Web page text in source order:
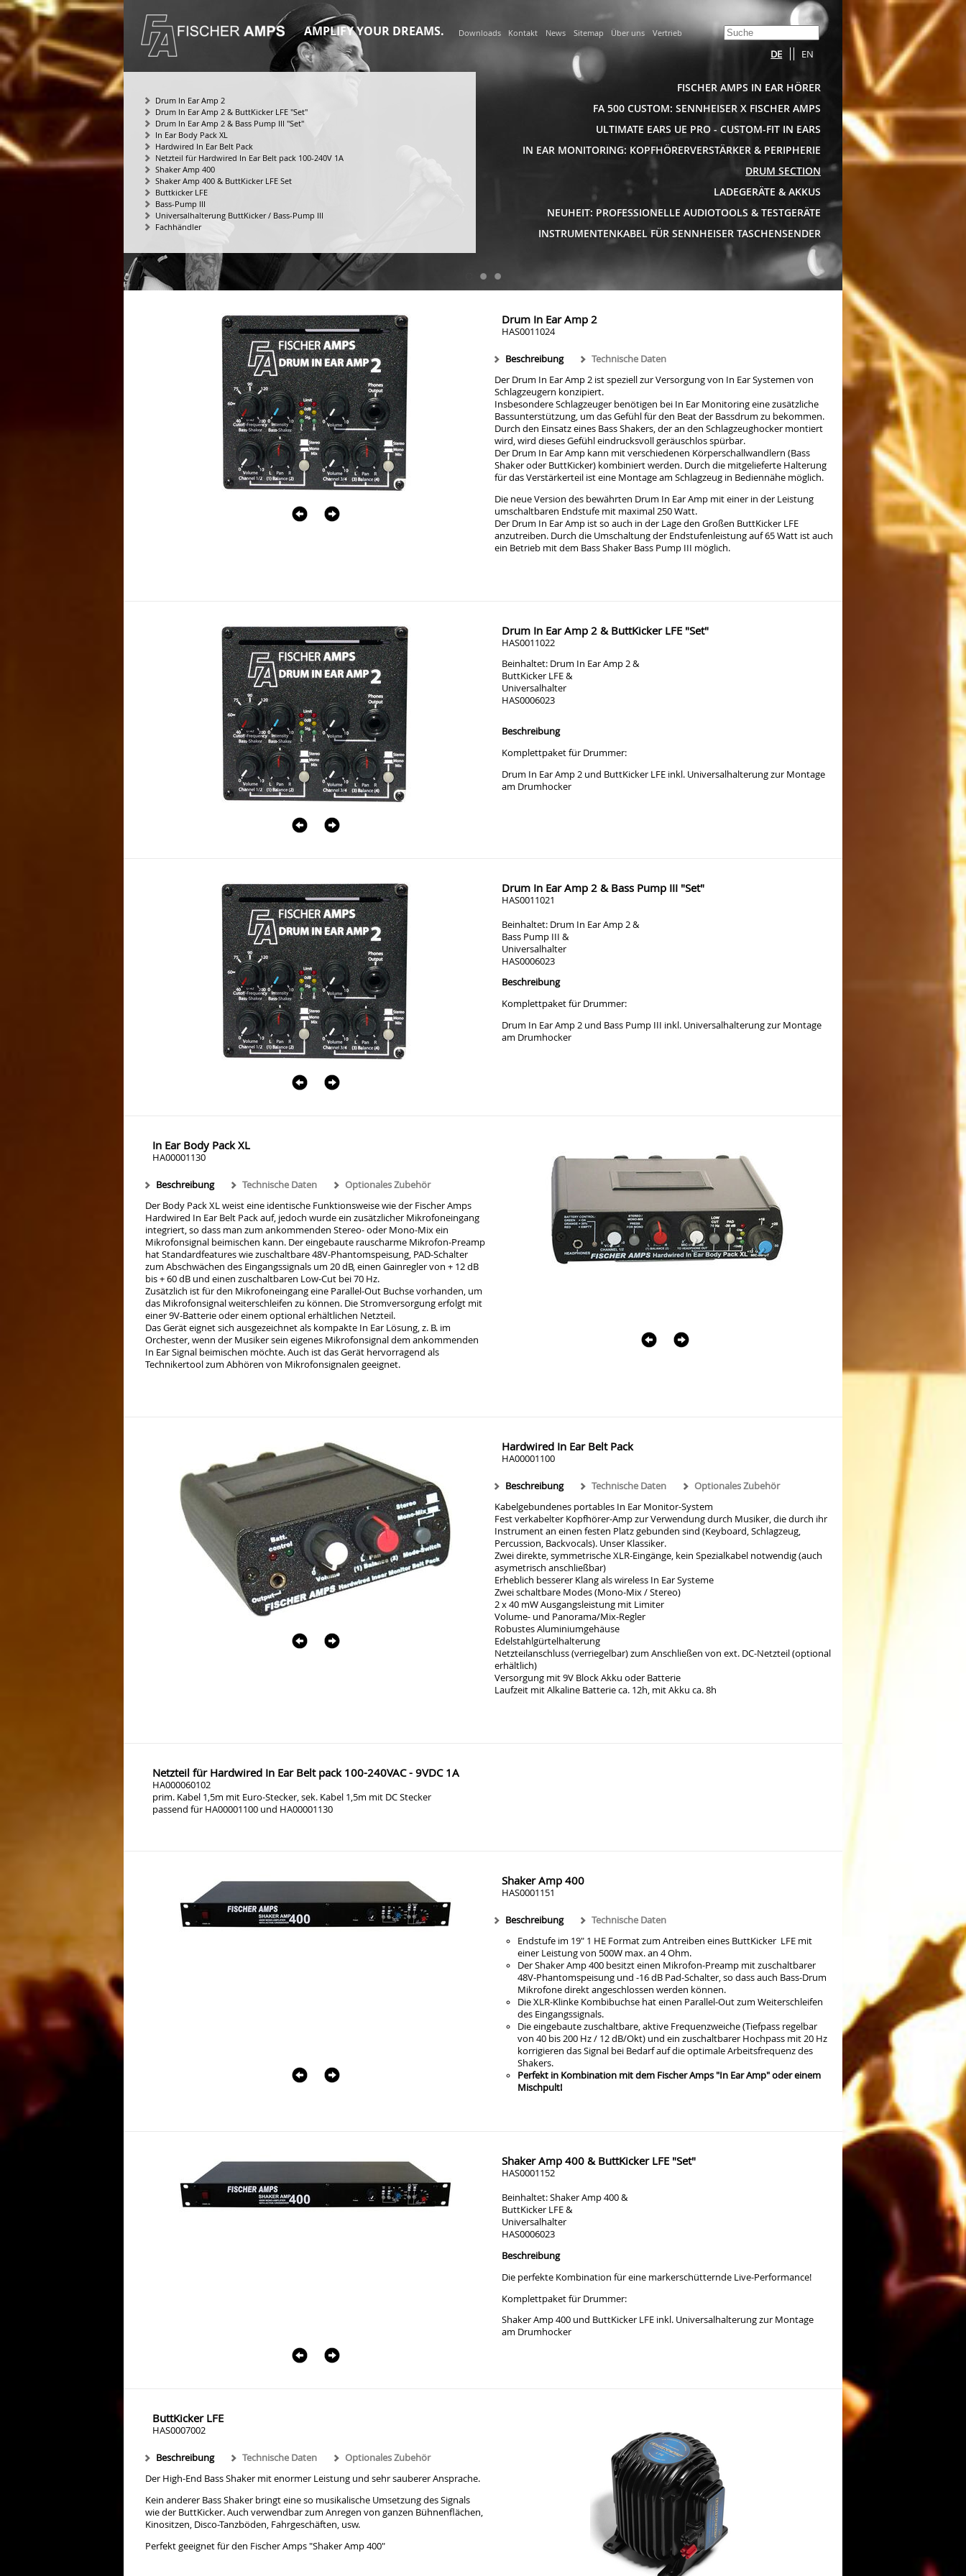
AMPLIFY YOUR DREAMS. überspringen
Downloads Kontakt News Sitemap Über uns Vertrieb
DE EN
Navigation
überspringen
FISCHER AMPS IN EAR HÖRER
FA 500 CUSTOM: SENNHEISER X FISCHER AMPS
ULTIMATE EARS UE PRO - CUSTOM-FIT IN EARS
IN EAR MONITORING: KOPFHÖRERVERSTÄRKER & PERIPHERIE
DRUM SECTION
LADEGERÄTE & AKKUS
NEUHEIT: PROFESSIONELLE AUDIOTOOLS & TESTGERÄTE
INSTRUMENTENKABEL FÜR SENNHEISER TASCHENSENDER
Drum In Ear Amp 2
Drum In Ear Amp 2 & ButtKicker LFE "Set"
Drum In Ear Amp 2 & Bass Pump III "Set"
In Ear Body Pack XL
Hardwired In Ear Belt Pack
Netzteil für Hardwired In Ear Belt pack 100-240V 1A
Shaker Amp 400
Shaker Amp 400 & ButtKicker LFE Set
Buttkicker LFE
Bass-Pump III
Universalhalterung ButtKicker / Bass-Pump III
Fachhändler
Drum In Ear Amp 2
HAS0011024
Beschreibung
Technische Daten
Der Drum In Ear Amp 2 ist speziell zur Versorgung von In Ear Systemen von
Schlagzeugern konzipiert.
Insbesondere Schlagzeuger benötigen bei In Ear Monitoring eine zusätzliche
Bassunterstützung, um das Gefühl für den Beat der Bassdrum zu bekommen.
Durch den Einsatz eines Bass Shakers, der an den Schlagzeughocker montiert
wird, wird dieses Gefühl eindrucksvoll geräuschlos spürbar.
Der Drum In Ear Amp kann mit verschiedenen Körperschallwandlern (Bass
Shaker oder ButtKicker) kombiniert werden. Durch die mitgelieferte Halterung
für das Verstärkerteil ist eine Montage am Schlagzeug in Bediennähe möglich.
Die neue Version des bewährten Drum In Ear Amp mit einer in der Leistung
umschaltbaren Endstufe mit maximal 250 Watt.
Der Drum In Ear Amp ist so auch in der Lage den Großen ButtKicker LFE
anzutreiben. Durch die Umschaltung der Endstufenleistung auf 65 Watt ist auch
ein Betrieb mit dem Bass Shaker Bass Pump III möglich.
Drum In Ear Amp 2 & ButtKicker LFE "Set"
HAS0011022
Beinhaltet: Drum In Ear Amp 2 &
ButtKicker LFE &
Universalhalter
HAS0006023
Beschreibung
Komplettpaket für Drummer:
Drum In Ear Amp 2 und ButtKicker LFE inkl. Universalhalterung zur Montage
am Drumhocker
Drum In Ear Amp 2 & Bass Pump III "Set"
HAS0011021
Beinhaltet: Drum In Ear Amp 2 &
Bass Pump III &
Universalhalter
HAS0006023
Beschreibung
Komplettpaket für Drummer:
Drum In Ear Amp 2 und Bass Pump III inkl. Universalhalterung zur Montage
am Drumhocker
In Ear Body Pack XL
HA00001130
Beschreibung Technische Daten
Optionales Zubehör
Der Body Pack XL weist eine identische Funktionsweise wie der Fischer Amps
Hardwired In Ear Belt Pack auf, jedoch wurde ein zusätzlicher Mikrofoneingang
integriert, so dass man zum ankommenden Stereo- oder Mono-Mix ein
Mikrofonsignal beimischen kann. Der eingebaute rauscharme Mikrofon-Preamp
hat Standardfeatures wie zuschaltbare 48V-Phantomspeisung, PAD-Schalter
zum Abschwächen des Eingangssignals um 20 dB, einen Gainregler von + 12 dB
bis + 60 dB und einen zuschaltbaren Low-Cut bei 70 Hz.
Zusätzlich ist für den Mikrofoneingang eine Parallel-Out Buchse vorhanden, um
das Mikrofonsignal weiterschleifen zu können. Die Stromversorgung erfolgt mit
einer 9V-Batterie oder einem optional erhältlichen Netzteil.
Das Gerät eignet sich ausgezeichnet als kompakte In Ear Lösung, z. B. im
Orchester, wenn der Musiker sein eigenes Mikrofonsignal dem ankommenden
In Ear Signal beimischen möchte. Auch ist das Gerät hervorragend als
Technikertool zum Abhören von Mikrofonsignalen geeignet.
ZurückVorwärts
Hardwired In Ear Belt Pack
HA00001100
Beschreibung Technische Daten
Optionales Zubehör
Kabelgebundenes portables In Ear Monitor-System
Fest verkabelter Kopfhörer-Amp zur Verwendung durch Musiker, die durch ihr
Instrument an einen festen Platz gebunden sind (Keyboard, Schlagzeug,
Percussion, Backvocals). Unser Klassiker.
Zwei direkte, symmetrische XLR-Eingänge, kein Spezialkabel notwendig (auch
asymetrisch anschließbar)
Erheblich besserer Klang als wireless In Ear Systeme
Zwei schaltbare Modes (Mono-Mix / Stereo)
2 x 40 mW Ausgangsleistung mit Limiter
Volume- und Panorama/Mix-Regler
Robustes Aluminiumgehäuse
Edelstahlgürtelhalterung
Netzteilanschluss (verriegelbar) zum Anschließen von ext. DC-Netzteil (optional
erhältlich)
Versorgung mit 9V Block Akku oder Batterie
Laufzeit mit Alkaline Batterie ca. 12h, mit Akku ca. 8h
Netzteil für Hardwired In Ear Belt pack 100-240VAC - 9VDC 1A
HA000060102
prim. Kabel 1,5m mit Euro-Stecker, sek. Kabel 1,5m mit DC Stecker
passend für HA00001100 und HA00001130
Shaker Amp 400
HAS0001151
Beschreibung
Technische Daten
Endstufe im 19" 1 HE Format zum Antreiben eines ButtKicker LFE mit
einer Leistung von 500W max. an 4 Ohm.
Der Shaker Amp 400 besitzt einen Mikrofon-Preamp mit zuschaltbarer
48V-Phantomspeisung und -16 dB Pad-Schalter, so dass auch Bass-Drum
Mikrofone direkt angeschlossen werden können.
Die XLR-Klinke Kombibuchse hat einen Parallel-Out zum Weiterschleifen
des Eingangssignals.
Die eingebaute zuschaltbare, aktive Frequenzweiche (Tiefpass regelbar
von 40 bis 200 Hz / 12 dB/Okt) und ein zuschaltbarer Hochpass mit 20 Hz
korrigieren das Signal bei Bedarf auf die optimale Arbeitsfrequenz des
Shakers.
Perfekt in Kombination mit dem Fischer Amps "In Ear Amp" oder einem
Mischpult!
Shaker Amp 400 & ButtKicker LFE "Set"
HAS0001152
Beinhaltet: Shaker Amp 400 &
ButtKicker LFE &
Universalhalter
HAS0006023
Beschreibung
Die perfekte Kombination für eine markerschütternde Live-Performance!
Komplettpaket für Drummer:
Shaker Amp 400 und ButtKicker LFE inkl. Universalhalterung zur Montage
am Drumhocker
ButtKicker LFE
HAS0007002
Beschreibung Technische Daten
Optionales Zubehör
Der High-End Bass Shaker mit enormer Leistung und sehr sauberer Ansprache.
Kein anderer Bass Shaker bringt eine so musikalische Umsetzung des Signals
wie der ButtKicker. Auch verwendbar zum Anregen von ganzen Bühnenflächen,
Kinositzen, Disco-Tanzböden, Fahrgeschäften, usw.
Perfekt geeignet für den Fischer Amps "Shaker Amp 400"